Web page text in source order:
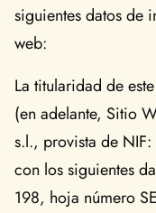
siguientes datos de
web:
La titularidad de
(en adelante, Sitio
s.l., provista de
con los siguientes
198, hoja número